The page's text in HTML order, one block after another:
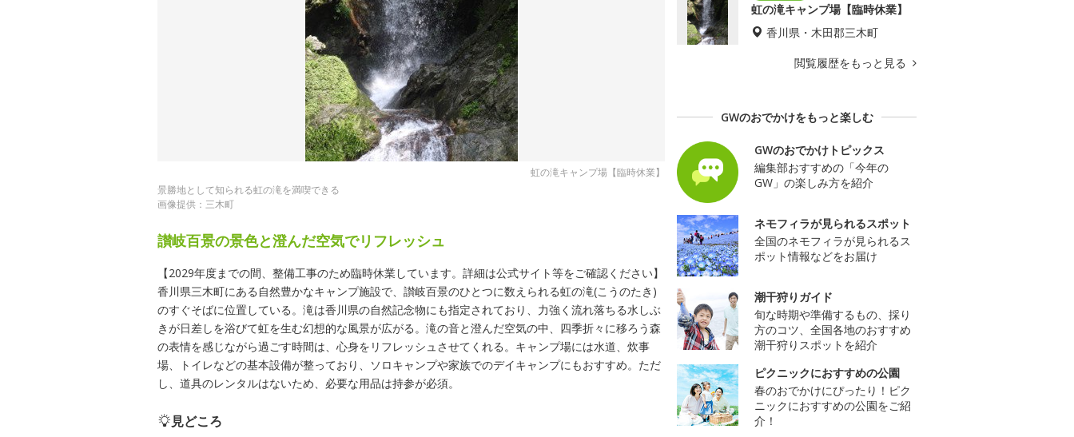
虹の滝キャンプ場【臨時休業】
景勝地として知られる虹の滝を満喫できる
画像提供：三木町
讃岐百景の景色と澄んだ空気でリフレッシュ
【2029年度までの間、整備工事のため臨時休業しています。詳細は公式サイト等をご確認ください】
香川県三木町にある自然豊かなキャンプ施設で、讃岐百景のひとつに数えられる虹の滝(こうのたき)
のすぐそばに位置している。滝は香川県の自然記念物にも指定されており、力強く流れ落ちる水しぶ
きが日差しを浴びて虹を生む幻想的な風景が広がる。滝の音と澄んだ空気の中、四季折々に移ろう森
の表情を感じながら過ごす時間は、心身をリフレッシュさせてくれる。キャンプ場には水道、炊事
場、トイレなどの基本設備が整っており、ソロキャンプや家族でのデイキャンプにもおすすめ。ただ
し、道具のレンタルはないため、必要な用品は持参が必須。
見どころ
虹の滝キャンプ場【臨時休業】
香川県・木田郡三木町
閲覧履歴をもっと見る
GWのおでかけをもっと楽しむ
GWのおでかけトピックス
編集部おすすめの「今年の
GW」の楽しみ方を紹介
ネモフィラが見られるスポット
全国のネモフィラが見られるス
ポット情報などをお届け
潮干狩りガイド
旬な時期や準備するもの、採り
方のコツ、全国各地のおすすめ
潮干狩りスポットを紹介
ピクニックにおすすめの公園
春のおでかけにぴったり！ピク
ニックにおすすめの公園をご紹
介！